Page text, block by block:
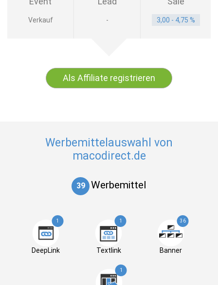
Verkauf - 3,00 - 4,75 %
Als Affiliate registrieren
Werbemittelauswahl von
macodirect.de
39 Werbemittel
1
DeepLink
1
Textlink
36
Banner
1